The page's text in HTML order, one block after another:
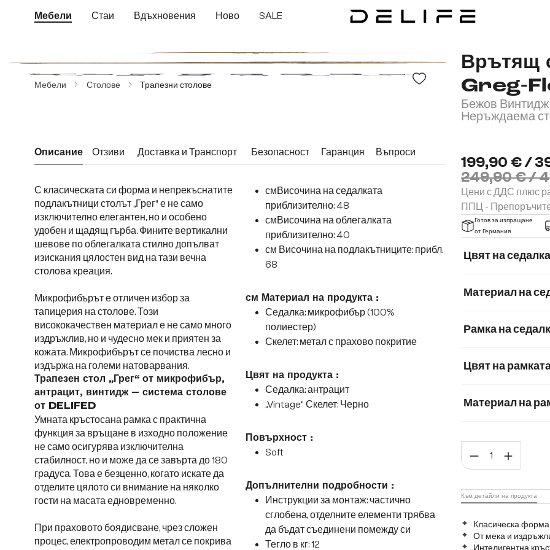
към основното съдържание
Преминете към търсенето
Преминете към основната навигация
Мебели Стаи Вдъхновения Ново SALE
Мебели Столове Трапезни столове
Врътящ
Greg-
Бежов Винтидж
Неръждаема
199,90 € /
249,90 € /
Цени с ДДС плюс
ППЦ -
Готов за изпращане
от Германия
Цвят на
Материал на
Мек текстилен
Плюш
Рамка на
Цвят на
Материал на
Графитена
Класическа
От мека и
Към детайли на продукта
Описание Отзиви Доставка и Транспорт Безопасност Гаранция Въпроси
С класическата си форма и непрекъснатите
подлакътници столът „Грег“ е не само
изключително елегантен, но и особено
удобен и щадящ гърба. Фините вертикални
шевове по облегалката стилно допълват
изискания цялостен вид на тази вечна
столова креация.
Микрофибърът е отличен избор за
тапицерия на столове. Този
висококачествен материал е не само много
издръжлив, но и чудесно мек и приятен за
кожата. Микрофибърът се почиства лесно и
издържа на големи натоварвания.
Трапезен стол „Грег“ от микрофибър,
антрацит, винтидж – система столове
от DELIFED
Умната кръстосана рамка с практична
функция за връщане в изходно положение
не само осигурява изключителна
стабилност, но и може да се завърта до 180
градуса. Това е безценно, когато искате да
отделите цялото си внимание на няколко
гости на масата едновременно.
При праховото боядисване, чрез сложен
процес, електропроводим метал се покрива
смВисочина на седалката
приблизително: 48
смВисочина на облегалката
приблизително: 40
см Височина на подлакътниците: прибл.
68
см Материал на продукта :
Седалка: микрофибър (100%
полиестер)
Скелет: метал с прахово покритие
Цвят на продукта :
Седалка: антрацит
„Vintage“ Скелет: Черно
Повърхност :
Soft
Допълнителни подробности :
Инструкции за монтаж: частично
сглобена, отделните елементи трябва
да бъдат съединени помежду си
Тегло в кг: 12